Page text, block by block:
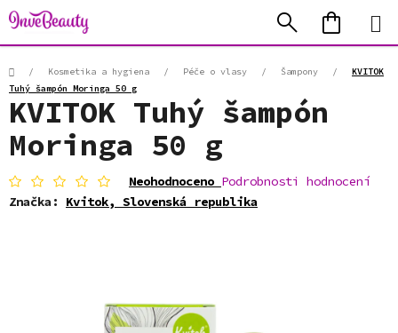
Přejít
na
obsah
Hledat
KOŠÍK
Domů/ Kosmetika a hygiena / Péče o vlasy / Šampony /
KVITOK
Tuhý šampón Moringa 50 g
KVITOK Tuhý šampón
Moringa 50 g
Průměrné
hodnocení
produktu
Neohodnoceno Podrobnosti hodnocení
Značka: Kvitok, Slovenská republika